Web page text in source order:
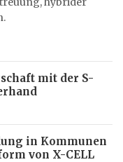
mit der S-
in Kommunen
von X-CELL